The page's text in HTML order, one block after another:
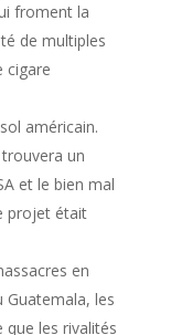
froment la
de multiples
cigare
américain.
trouvera un
et le bien mal
projet était
en
Guatemala, les
que les rivalités